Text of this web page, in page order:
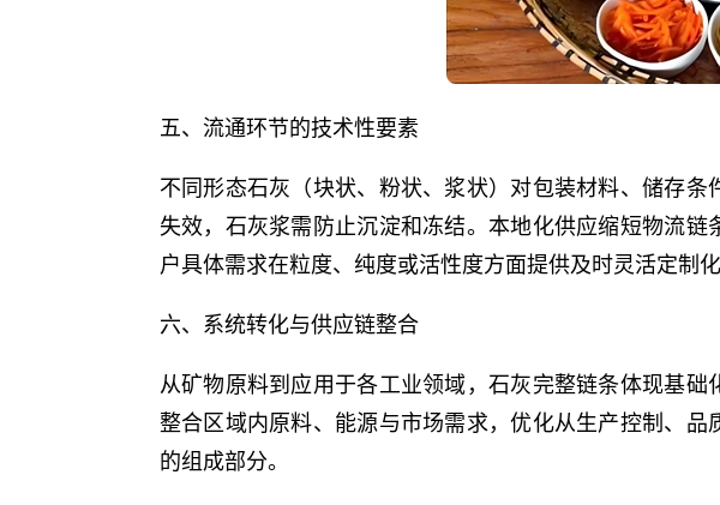
五、流通环节的技术性要素
不同形态石灰（块状、粉状、浆状）对包装材料、储存
失效，石灰浆需防止沉淀和冻结。本地化供应缩短物流
户具体需求在粒度、纯度或活性度方面提供及时灵活定制化
六、系统转化与供应链整合
从矿物原料到应用于各工业领域，石灰完整链条体现基
整合区域内原料、能源与市场需求，优化从生产控制、
的组成部分。